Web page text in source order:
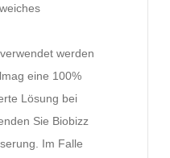
werden
eine 100%
Lösung bei
Sie Biobizz
Im Falle